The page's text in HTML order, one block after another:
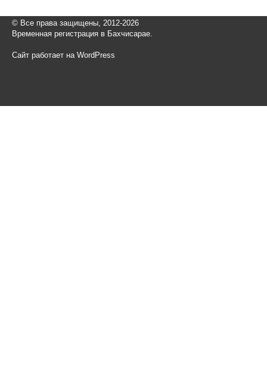
© Все права защищены, 2012-2026
Временная регистрация в Бахчисарае.
Сайт работает на WordPress